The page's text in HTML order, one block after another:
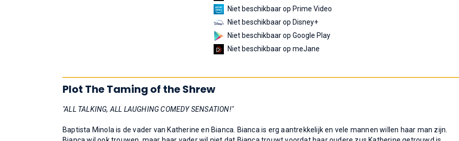
Niet beschikbaar op Prime Video
Niet beschikbaar op Disney+
Niet beschikbaar op Google Play
Niet beschikbaar op meJane
Plot The Taming of the Shrew
"ALL TALKING, ALL LAUGHING COMEDY SENSATION!"
Baptista Minola is de vader van Katherine en Bianca. Bianca is erg aantrekkelijk en vele mannen willen haar man zijn.